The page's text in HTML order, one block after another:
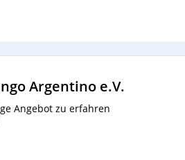
Argentino e.V.
Angebot zu erfahren